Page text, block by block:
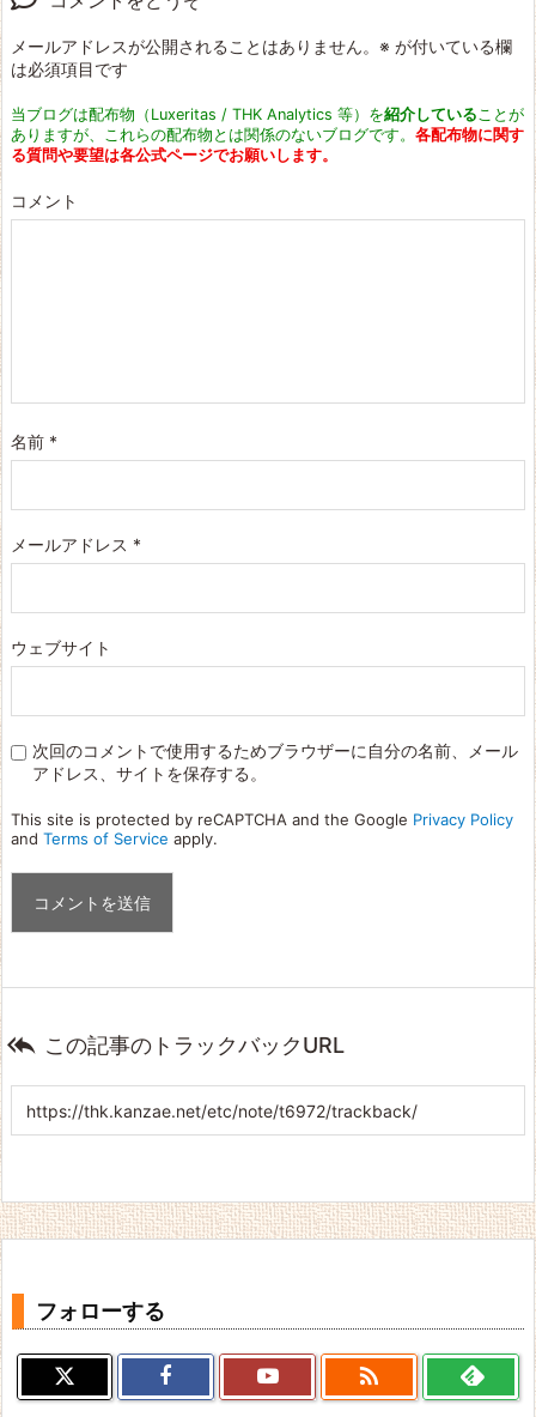
メールアドレスが公開されることはありません。 ※ が付いている欄
は必須項目です
当ブログは配布物（Luxeritas / THK Analytics 等）を紹介していることが
ありますが、これらの配布物とは関係のないブログです。 各配布物に関す
る質問や要望は各公式ページでお願いします。
コメント
名前 *
メールアドレス *
ウェブサイト
次回のコメントで使用するためブラウザーに自分の名前、メール
アドレス、サイトを保存する。
This site is protected by reCAPTCHA and the Google Privacy Policy
and Terms of Service apply.
 この記事のトラックバックURL
フォローする
